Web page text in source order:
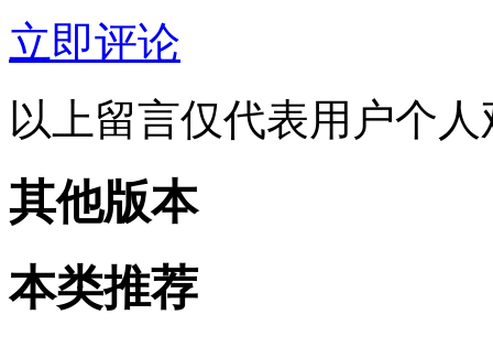
立即评论
以上留言仅代表用户个
其他版本
本类推荐